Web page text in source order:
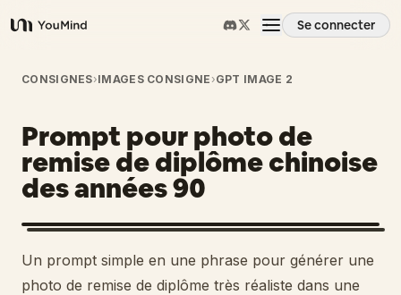
YouMind
Se connecter
Aperçu
Cas d'usage
Compétences
Invites
CONSIGNES›IMAGES CONSIGNE ›GPT IMAGE 2
Prompt pour photo de
remise de diplôme chinoise
des années 90
Un prompt simple en une phrase pour générer une
photo de remise de diplôme très réaliste dans une